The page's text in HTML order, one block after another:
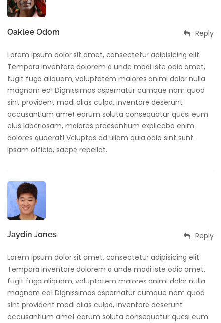
Oaklee Odom Reply
Lorem ipsum dolor sit amet, consectetur adipisicing elit.
Tempora inventore dolorem a unde modi iste odio amet,
fugit fuga aliquam, voluptatem maiores animi dolor nulla
magnam ea! Dignissimos aspernatur cumque nam quod
sint provident modi alias culpa, inventore deserunt
accusantium amet earum soluta consequatur quasi eum
eius laboriosam, maiores praesentium explicabo enim
dolores quaerat! Voluptas ad ullam quia odio sint sunt.
Ipsam officia, saepe repellat.
Jaydin Jones Reply
Lorem ipsum dolor sit amet, consectetur adipisicing elit.
Tempora inventore dolorem a unde modi iste odio amet,
fugit fuga aliquam, voluptatem maiores animi dolor nulla
magnam ea! Dignissimos aspernatur cumque nam quod
sint provident modi alias culpa, inventore deserunt
accusantium amet earum soluta consequatur quasi eum